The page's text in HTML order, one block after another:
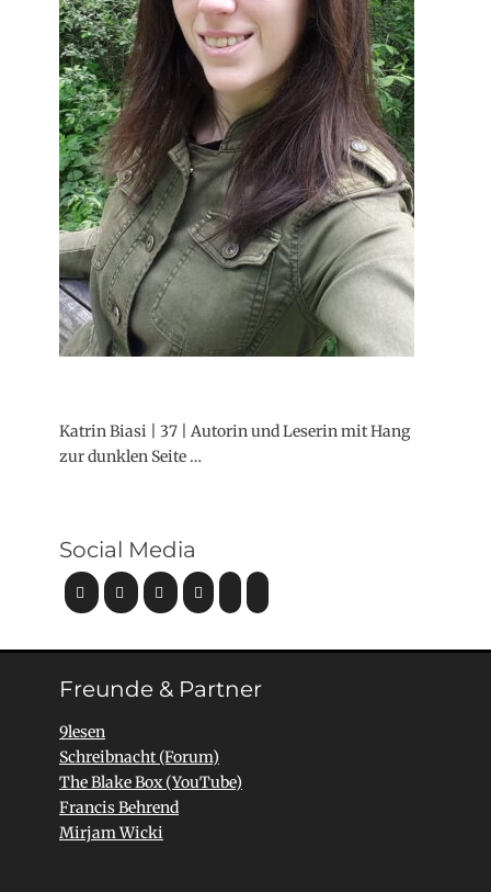
Katrin Biasi | 37 | Autorin und Leserin mit Hang
zur dunklen Seite …
Social Media
Freunde & Partner
9lesen
Schreibnacht (Forum)
The Blake Box (YouTube)
Francis Behrend
Mirjam Wicki